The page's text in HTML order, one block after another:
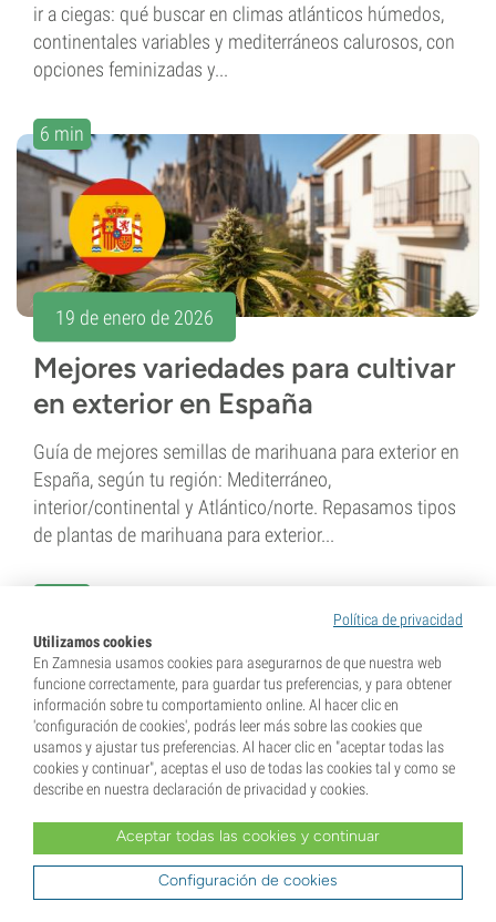
ir a ciegas: qué buscar en climas atlánticos húmedos,
continentales variables y mediterráneos calurosos, con
opciones feminizadas y...
6 min
19 de enero de 2026
Mejores variedades para cultivar
en exterior en España
Guía de mejores semillas de marihuana para exterior en
España, según tu región: Mediterráneo,
interior/continental y Atlántico/norte. Repasamos tipos
de plantas de marihuana para exterior...
8 de enero de 2026
Las mejores variedades para
cultivar en exterior en los...
Política de privacidad
Utilizamos cookies
En Zamnesia usamos cookies para asegurarnos de que nuestra web
funcione correctamente, para guardar tus preferencias, y para obtener
información sobre tu comportamiento online. Al hacer clic en
'configuración de cookies', podrás leer más sobre las cookies que
usamos y ajustar tus preferencias. Al hacer clic en "aceptar todas las
cookies y continuar", aceptas el uso de todas las cookies tal y como se
describe en nuestra declaración de privacidad y cookies.
Aceptar todas las cookies y continuar
Configuración de cookies